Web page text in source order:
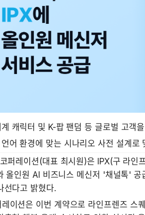
캐릭터 및 K-팝 팬덤 등 글로벌 고객
어 환경에 맞는 시나리오 사전 설계로
퍼레이션(대표 최시원)은 IPX(구 라인
올인원 AI 비즈니스 메신저 '채널톡'
선다고 밝혔다.
레이션은 이번 계약으로 라인프렌즈